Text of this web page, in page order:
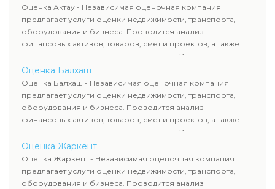
рассчитывают ущерб. Все отчеты соответствуют
требованиям законодательства и используются для
сделок, кредитования и судебных процессов.
Оценка Актау - Независимая оценочная компания
предлагает услуги оценки недвижимости, транспорта,
оборудования и бизнеса. Проводится анализ
финансовых активов, товаров, смет и проектов, а также
оценка животных и недропользования. Эксперты
определяют рыночную стоимость имущества и
рассчитывают ущерб. Все отчеты соответствуют
требованиям законодательства и используются для
сделок, кредитования и судебных процессов.
Оценка Балхаш
Оценка Балхаш - Независимая оценочная компания
предлагает услуги оценки недвижимости, транспорта,
оборудования и бизнеса. Проводится анализ
финансовых активов, товаров, смет и проектов, а также
оценка животных и недропользования. Эксперты
определяют рыночную стоимость имущества и
рассчитывают ущерб. Все отчеты соответствуют
требованиям законодательства и используются для
сделок, кредитования и судебных процессов.
Оценка Жаркент
Оценка Жаркент - Независимая оценочная компания
предлагает услуги оценки недвижимости, транспорта,
оборудования и бизнеса. Проводится анализ